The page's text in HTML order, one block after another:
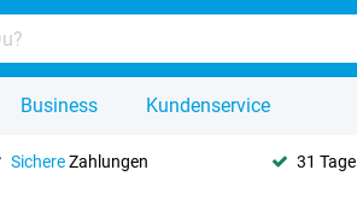
Business Kundenservice
SichereZahlungen 31 Tage